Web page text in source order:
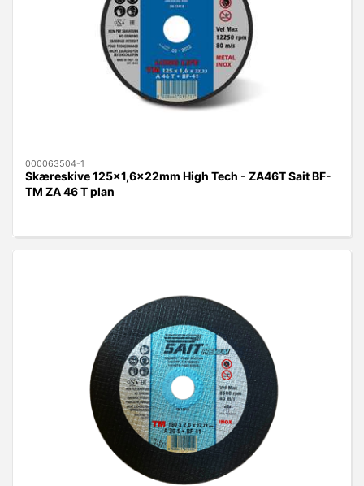
000063504-1
Skæreskive 125x1,6x22mm High Tech - ZA46T Sait BF-
TM ZA 46 T plan